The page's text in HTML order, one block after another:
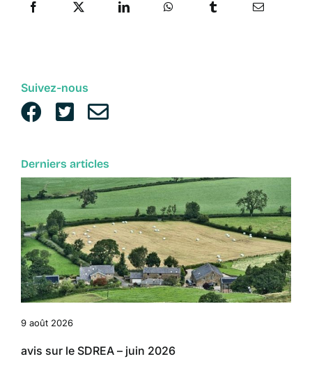
Suivez-nous
Derniers articles
9 août 2026
avis sur le SDREA – juin 2026